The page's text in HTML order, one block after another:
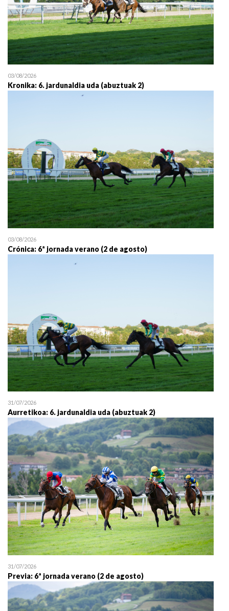
03/08/2026
Kronika: 6. jardunaldia uda (abuztuak 2)
03/08/2026
Crónica: 6ª jornada verano (2 de agosto)
31/07/2026
Aurretikoa: 6. jardunaldia uda (abuztuak 2)
31/07/2026
Previa: 6ª jornada verano (2 de agosto)